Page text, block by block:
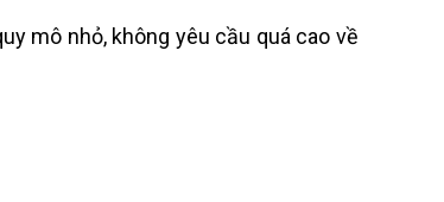
mô nhỏ, không yêu cầu quá cao về